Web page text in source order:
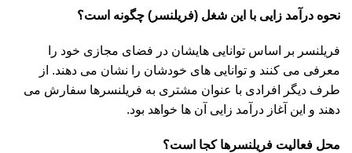
نحوه درآمد زایی با این شغل (فریلنسر) چگونه است؟
فریلنسر بر اساس توانایی هایشان در فضای مجازی خود را
معرفی می کنند و توانایی های خودشان را نشان می دهند. از
طرف دیگر افرادی با عنوان مشتری به فریلنسرها سفارش می
دهند و این آغاز درآمد زایی آن ها خواهد بود.
محل فعالیت فریلنسرها کجا است؟